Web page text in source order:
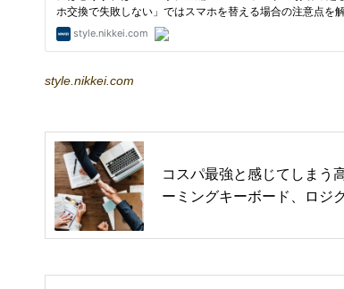
style.nikkei.com
コスパ最強と感じてしまう
ーミングキーボード、ロジ
ン）